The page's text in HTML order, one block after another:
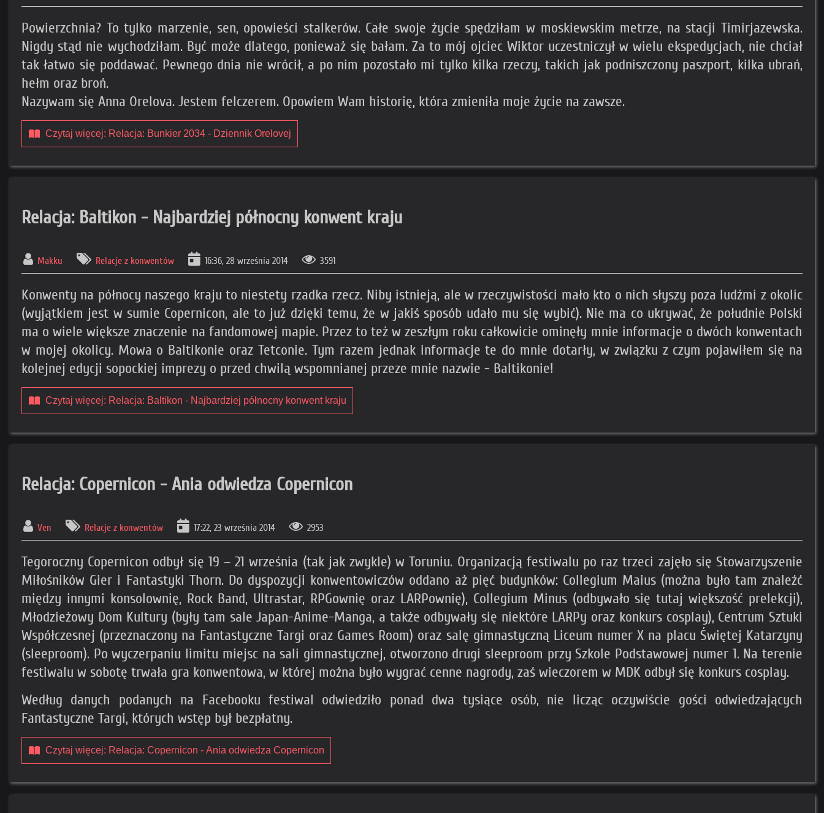
Powierzchnia? To tylko marzenie, sen, opowieści stalkerów. Całe swoje życie spędziłam w moskiewskim metrze, na stacji Timirjazewska.
Nigdy stąd nie wychodziłam. Być może dlatego, ponieważ się bałam. Za to mój ojciec Wiktor uczestniczył w wielu ekspedycjach, nie chciał
tak łatwo się poddawać. Pewnego dnia nie wrócił, a po nim pozostało mi tylko kilka rzeczy, takich jak podniszczony paszport, kilka ubrań,
hełm oraz broń.
Nazywam się Anna Orelova. Jestem felczerem. Opowiem Wam historię, która zmieniła moje życie na zawsze.
Czytaj więcej: Relacja: Bunkier 2034 - Dziennik Orelovej
Relacja: Baltikon - Najbardziej północny konwent kraju
Makku Relacje z konwentów 16:36, 28 września 2014 3591
Konwenty na północy naszego kraju to niestety rzadka rzecz. Niby istnieją, ale w rzeczywistości mało kto o nich słyszy poza ludźmi z okolic
(wyjątkiem jest w sumie Copernicon, ale to już dzięki temu, że w jakiś sposób udało mu się wybić). Nie ma co ukrywać, że południe Polski
ma o wiele większe znaczenie na fandomowej mapie. Przez to też w zeszłym roku całkowicie ominęły mnie informacje o dwóch konwentach
w mojej okolicy. Mowa o Baltikonie oraz Tetconie. Tym razem jednak informacje te do mnie dotarły, w związku z czym pojawiłem się na
kolejnej edycji sopockiej imprezy o przed chwilą wspomnianej przeze mnie nazwie - Baltikonie!
Czytaj więcej: Relacja: Baltikon - Najbardziej północny konwent kraju
Relacja: Copernicon - Ania odwiedza Copernicon
Ven Relacje z konwentów 17:22, 23 września 2014 2953
Tegoroczny Copernicon odbył się 19 – 21 września (tak jak zwykle) w Toruniu. Organizacją festiwalu po raz trzeci zajęło się Stowarzyszenie
Miłośników Gier i Fantastyki Thorn. Do dyspozycji konwentowiczów oddano aż pięć budynków: Collegium Maius (można było tam znaleźć
między innymi konsolownię, Rock Band, Ultrastar, RPGownię oraz LARPownię), Collegium Minus (odbywało się tutaj większość prelekcji),
Młodzieżowy Dom Kultury (były tam sale Japan-Anime-Manga, a także odbywały się niektóre LARPy oraz konkurs cosplay), Centrum Sztuki
Współczesnej (przeznaczony na Fantastyczne Targi oraz Games Room) oraz salę gimnastyczną Liceum numer X na placu Świętej Katarzyny
(sleeproom). Po wyczerpaniu limitu miejsc na sali gimnastycznej, otworzono drugi sleeproom przy Szkole Podstawowej numer 1. Na terenie
festiwalu w sobotę trwała gra konwentowa, w której można było wygrać cenne nagrody, zaś wieczorem w MDK odbył się konkurs cosplay.
Według danych podanych na Facebooku festiwal odwiedziło ponad dwa tysiące osób, nie licząc oczywiście gości odwiedzających
Fantastyczne Targi, których wstęp był bezpłatny.
Czytaj więcej: Relacja: Copernicon - Ania odwiedza Copernicon